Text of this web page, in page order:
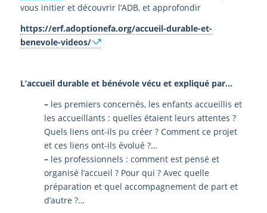
vous initier et découvrir l’ADB, et approfondir
https://erf.adoptionefa.org/accueil-durable-et-
benevole-videos/
L’accueil durable et bénévole vécu et expliqué par…
– les premiers concernés, les enfants accueillis et
les accueillants : quelles étaient leurs attentes ?
Quels liens ont-ils pu créer ? Comment ce projet
et ces liens ont-ils évolué ?…
– les professionnels : comment est pensé et
organisé l’accueil ? Pour qui ? Avec quelle
préparation et quel accompagnement de part et
d’autre ?…